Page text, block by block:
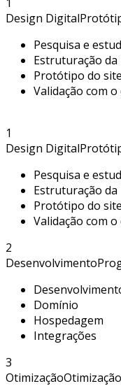
Design Digital
Pesquisa e
Estruturação
Protótipo do site
Validação com
1
Design Digital
Pesquisa e
Estruturação
Protótipo do site
Validação com
2
Desenvolvimento
Domínio
Hospedagem
Integrações
3
Otimização